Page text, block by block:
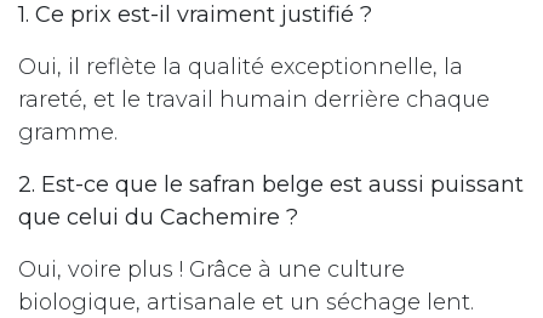
1. Ce prix est-il vraiment justifié ?
Oui, il reflète la qualité exceptionnelle, la
rareté, et le travail humain derrière chaque
gramme.
2. Est-ce que le safran belge est aussi puissant
que celui du Cachemire ?
Oui, voire plus ! Grâce à une culture
biologique, artisanale et un séchage lent.